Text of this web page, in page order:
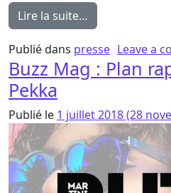
Lire la suite…
Publié dans presse Leave a
Buzz Mag : Plan
Pekka
Publié le 1 juillet 2018(28